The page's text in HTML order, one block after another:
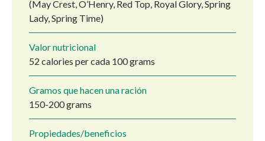
(May Crest, O’Henry, Red Top, Royal Glory, Spring
Lady, Spring Time)
Valor nutricional
52 calories per cada 100 grams
Gramos que hacen una ración
150-200 grams
Propiedades/beneficios